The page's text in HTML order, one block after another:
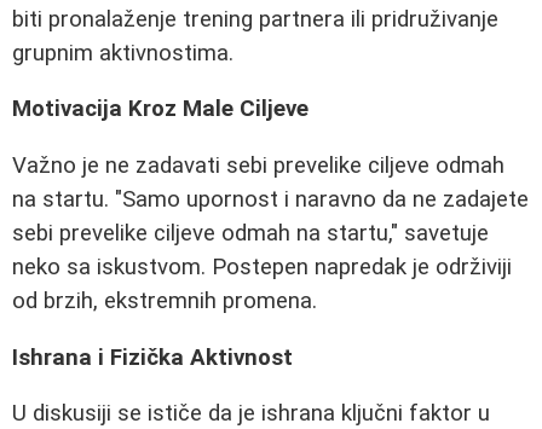
biti pronalaženje trening partnera ili pridruživanje
grupnim aktivnostima.
Motivacija Kroz Male Ciljeve
Važno je ne zadavati sebi prevelike ciljeve odmah
na startu. "Samo upornost i naravno da ne zadajete
sebi prevelike ciljeve odmah na startu," savetuje
neko sa iskustvom. Postepen napredak je održiviji
od brzih, ekstremnih promena.
Ishrana i Fizička Aktivnost
U diskusiji se ističe da je ishrana ključni faktor u